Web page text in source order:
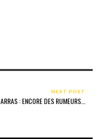
NEXT POST
ARRAS : ENCORE DES RUMEURS...